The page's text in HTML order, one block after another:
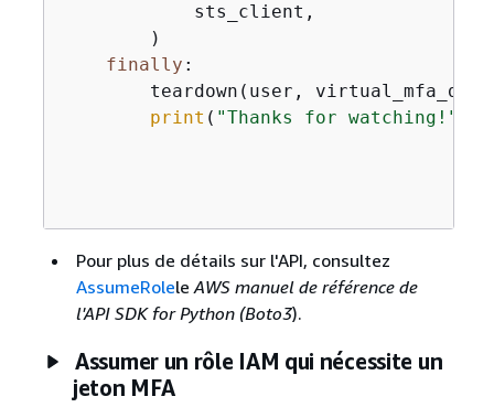
            sts_client,
        )
finally :
teardown(user,
print ( "Thanks for watching!"
Pour plus de détails sur l'API, consultez
AssumeRoleleAWS manuel de référence de
l'API SDK for Python (Boto3).
Assumer un rôle IAM qui nécessite un
jeton MFA